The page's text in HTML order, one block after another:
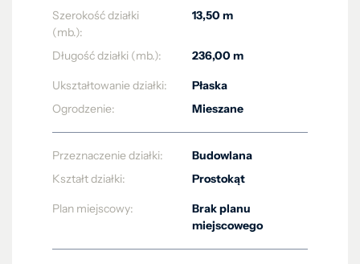
Szerokość działki
(mb.):
13,50 m
Długość działki (mb.): 236,00 m
Ukształtowanie działki:
Płaska
Ogrodzenie:
Mieszane
Przeznaczenie działki:
Budowlana
Kształt działki:
Prostokąt
Plan miejscowy:
Brak planu
miejscowego